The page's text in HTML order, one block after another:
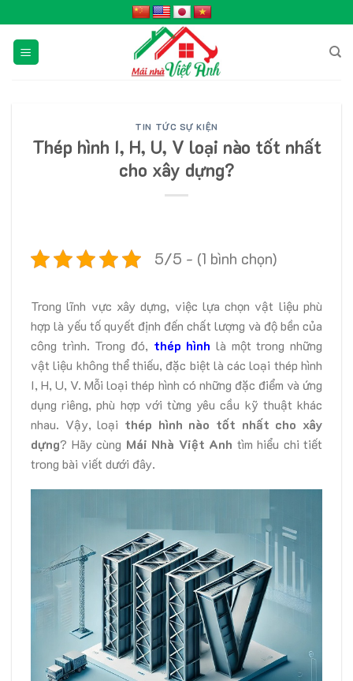
to
content
TIN TỨC SỰ KIỆN
Thép hình I, H, U, V loại nào tốt nhất
cho xây dựng?
5/5 - (1 bình chọn)
Trong lĩnh vực xây dựng, việc lựa chọn vật liệu phù
hợp là yếu tố quyết định đến chất lượng và độ bền của
công trình. Trong đó, thép hình là một trong những
vật liệu không thể thiếu, đặc biệt là các loại thép hình
I, H, U, V. Mỗi loại thép hình có những đặc điểm và ứng
dụng riêng, phù hợp với từng yêu cầu kỹ thuật khác
nhau. Vậy, loại thép hình nào tốt nhất cho xây
dựng? Hãy cùng Mái Nhà Việt Anh tìm hiểu chi tiết
trong bài viết dưới đây.